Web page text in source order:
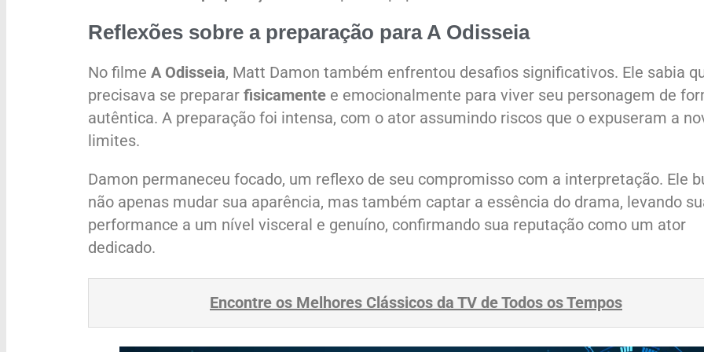
Reflexões sobre a preparação para A Odisseia
No filme A Odisseia, Matt Damon também enfrentou desafios significativos. Ele sabia
precisava se preparar fisicamente e emocionalmente para viver seu personagem de
autêntica. A preparação foi intensa, com o ator assumindo riscos que o expuseram a
limites.
Damon permaneceu focado, um reflexo de seu compromisso com a interpretação. Ele
não apenas mudar sua aparência, mas também captar a essência do drama, levando
performance a um nível visceral e genuíno, confirmando sua reputação como um ator
dedicado.
Encontre os Melhores Clássicos da TV de Todos os Tempos